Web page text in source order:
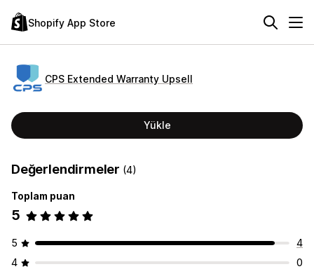
Shopify App Store
CPS Extended Warranty Upsell
Yükle
Değerlendirmeler (4)
Toplam puan
5
5
4
4
0